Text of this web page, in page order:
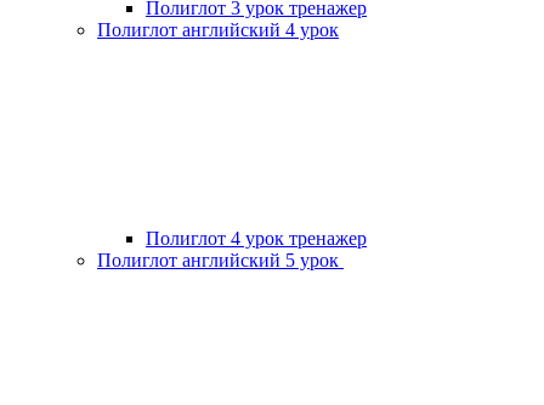
Полиглот 3 урок тренажер
Полиглот английский 4 урок
Полиглот 4 урок тренажер
Полиглот английский 5 урок